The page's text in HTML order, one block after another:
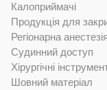
Калоприймачі
Продукція для
Регіонарна анестезія
Судинний доступ
Хірургічні
Шовний матеріал